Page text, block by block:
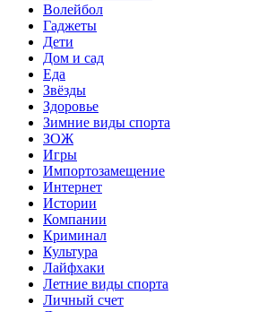
Волейбол
Гаджеты
Дети
Дом и сад
Еда
Звёзды
Здоровье
Зимние виды спорта
ЗОЖ
Игры
Импортозамещение
Интернет
Истории
Компании
Криминал
Культура
Лайфхаки
Летние виды спорта
Личный счет